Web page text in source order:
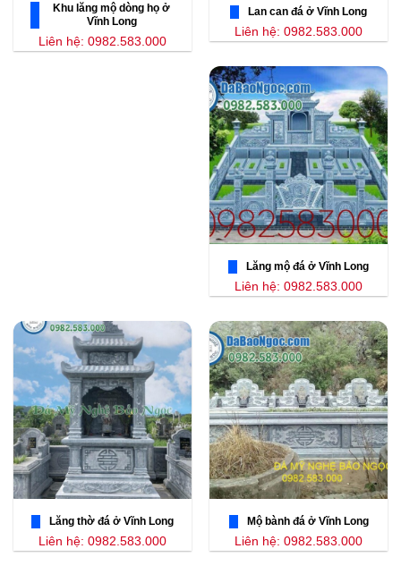
Khu lăng mộ dòng họ ở
Vĩnh Long
Liên hệ: 0982.583.000
Lan can đá ở Vĩnh Long
Liên hệ: 0982.583.000
Lăng mộ đá ở Vĩnh Long
Liên hệ: 0982.583.000
Lăng thờ đá ở Vĩnh Long
Liên hệ: 0982.583.000
Mộ bành đá ở Vĩnh Long
Liên hệ: 0982.583.000